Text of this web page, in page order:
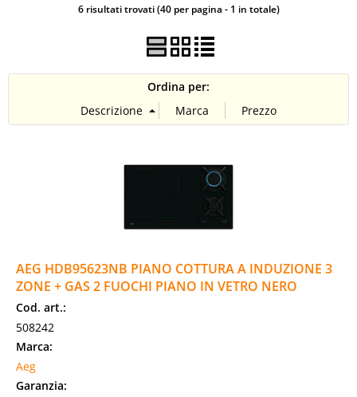
6 risultati trovati (40 per pagina - 1 in totale)
Ordina per:
AEG HDB95623NB PIANO COTTURA A INDUZIONE 3
ZONE + GAS 2 FUOCHI PIANO IN VETRO NERO
Cod. art.:
508242
Marca:
Aeg
Garanzia: